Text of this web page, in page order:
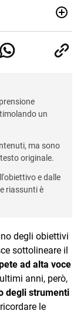
la
in un lavoro,
un
ma sono
originale.
e dalle
riassunti è
degli obiettivi
sottolineare il
ad alta voce
anni, però,
degli strumenti
le